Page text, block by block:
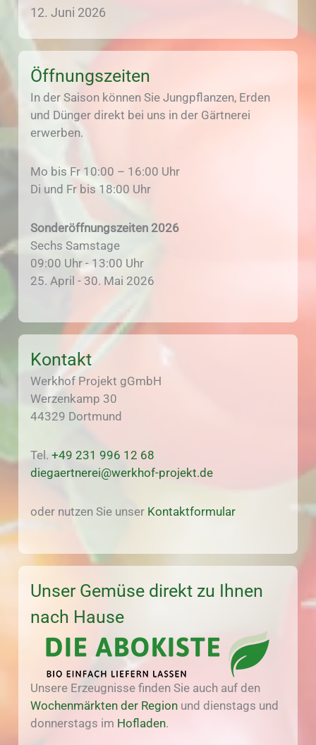
12. Juni 2026
Öffnungszeiten
In der Saison können Sie Jungpflanzen, Erden
und Dünger direkt bei uns in der Gärtnerei
erwerben.
Mo bis Fr 10:00 – 16:00 Uhr
Di und Fr bis 18:00 Uhr
Sonderöffnungszeiten 2026
Sechs Samstage
09:00 Uhr - 13:00 Uhr
25. April - 30. Mai 2026
Kontakt
Werkhof Projekt gGmbH
Werzenkamp 30
44329 Dortmund
Tel.+49 231 996 12 68
diegaertnerei@werkhof-projekt.de
oder nutzen Sie unser Kontaktformular
Unser Gemüse direkt zu Ihnen
nach Hause
Unsere Erzeugnisse finden Sie auch auf den
Wochenmärkten der Region und dienstags und
donnerstags im Hofladen.